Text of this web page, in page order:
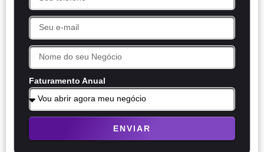
Faturamento Anual
ENVIAR